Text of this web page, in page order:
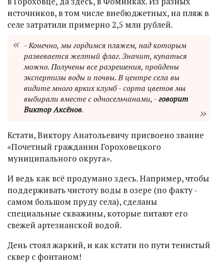
источников, в том числе внебюджетных, на пляж в
селе затратили примерно 2,5 млн рублей.
- Конечно, мы гордимся пляжем, над которым
развевается желтый флаг. Значит, купаться
можно. Получены все разрешения, пройдены
экспертизы воды и почвы. В центре села вы
видите много ярких клумб - сорта цветов мы
выбирали вместе с односельчанами, -говорит
Виктор Аксёнов.
Кстати, Виктору Анатольевичу присвоено звание
«Почетный гражданин Гороховецкого
муниципального округа».
И ведь как всё продумано здесь. Например, чтобы
поддерживать чистоту воды в озере (по факту -
самом большом пруду села), сделаны
специальные скважины, которые питают его
свежей артезианской водой.
День стоял жаркий, и как кстати по пути тенистый
сквер с фонтаном!